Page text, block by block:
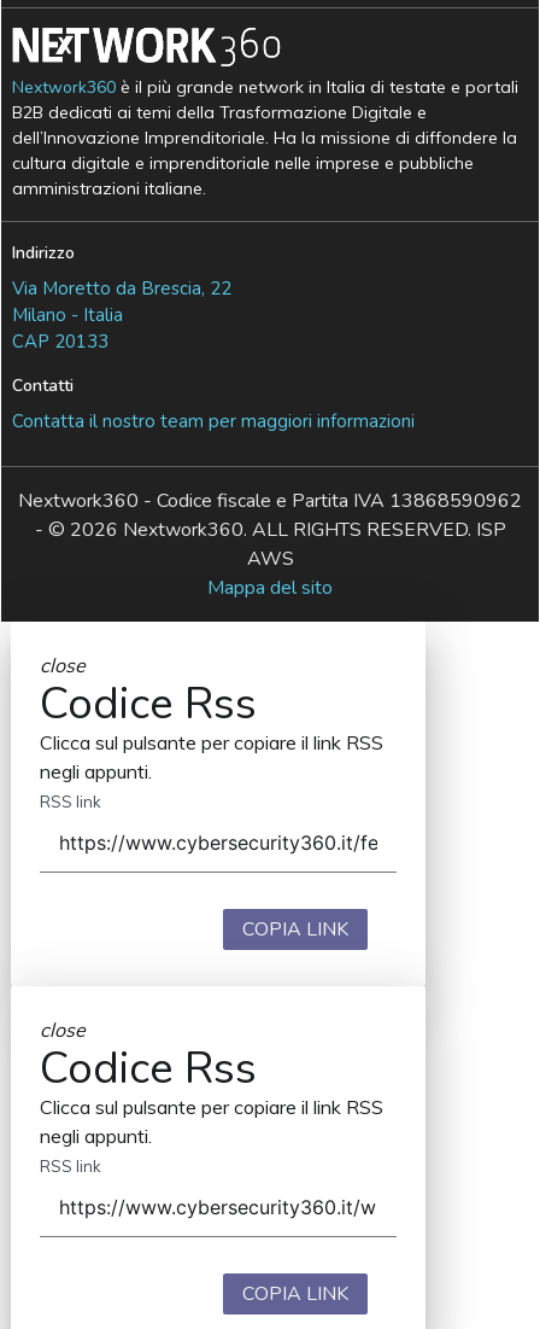
Nextwork360 è il più grande network in Italia di testate e portali
B2B dedicati ai temi della Trasformazione Digitale e
dell’Innovazione Imprenditoriale. Ha la missione di diffondere la
cultura digitale e imprenditoriale nelle imprese e pubbliche
amministrazioni italiane.
Indirizzo
Via Moretto da Brescia, 22
Milano - Italia
CAP 20133
Contatti
Contatta il nostro team per maggiori informazioni
Nextwork360 - Codice fiscale e Partita IVA 13868590962
- © 2026 Nextwork360. ALL RIGHTS RESERVED. ISP
AWS
Mappa del sito
close
Codice Rss
Clicca sul pulsante per copiare il link RSS
negli appunti.
RSS link
COPIA LINK
close
Codice Rss
Clicca sul pulsante per copiare il link RSS
negli appunti.
RSS link
COPIA LINK